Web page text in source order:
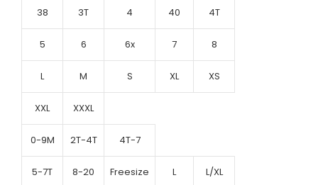
38 3T 4 40 4T
5 6 6x 7 8
L M S XL XS
XXL XXXL
0-9M 2T-4T 4T-7
5-7T 8-20 Freesize L L/XL